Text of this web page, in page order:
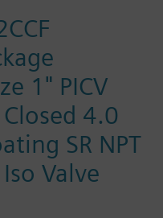
1" PICV
4.0
SR NPT
Valve